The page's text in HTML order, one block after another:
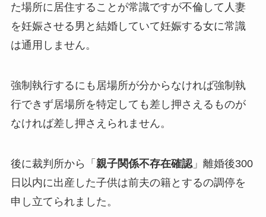
た場所に居住することが常識ですが不倫して人妻
を妊娠させる男と結婚していて妊娠する女に常識
は通用しません。
強制執行するにも居場所が分からなければ強制執
行できず居場所を特定しても差し押さえるものが
なければ差し押さえられません。
後に裁判所から「 親子関係不存在確認」離婚後300
日以内に出産した子供は前夫の籍とするの調停を
申し立てられました。